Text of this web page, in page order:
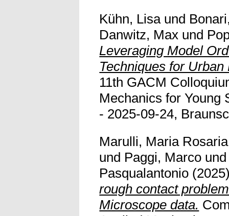
Kühn, Lisaund
Danwitz, Max und
Leveraging Model
Techniques for
11th GACM
Mechanics for Young
- 2025-09-24,
Marulli, Maria Rosaria
und Paggi, Marco
Pasqualantonio
rough contact
Microscope data.